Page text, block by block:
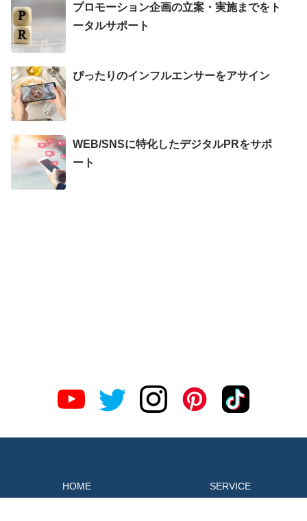
プロモーション企画の立案・実施までをト
ータルサポート
ぴったりのインフルエンサーをアサイン
WEB/SNSに特化したデジタルPRをサポ
ート
HOME SERVICE